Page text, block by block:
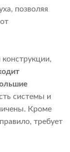
позволяя
конструкции,
системы и
Кроме
требует